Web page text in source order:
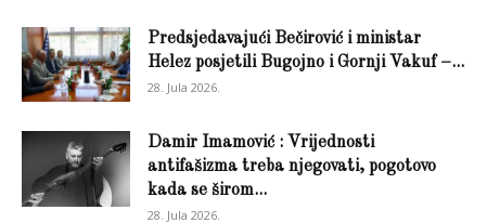
Predsjedavajući Bečirović i ministar
Helez posjetili Bugojno i Gornji Vakuf –...
28. Jula 2026.
Damir Imamović : Vrijednosti
antifašizma treba njegovati, pogotovo
kada se širom...
28. Jula 2026.